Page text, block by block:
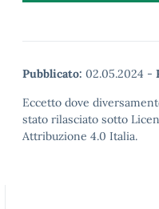
Pubblicato: 02.05.2024 -
Eccetto dove
stato rilasciato sotto
Attribuzione 4.0 Italia.